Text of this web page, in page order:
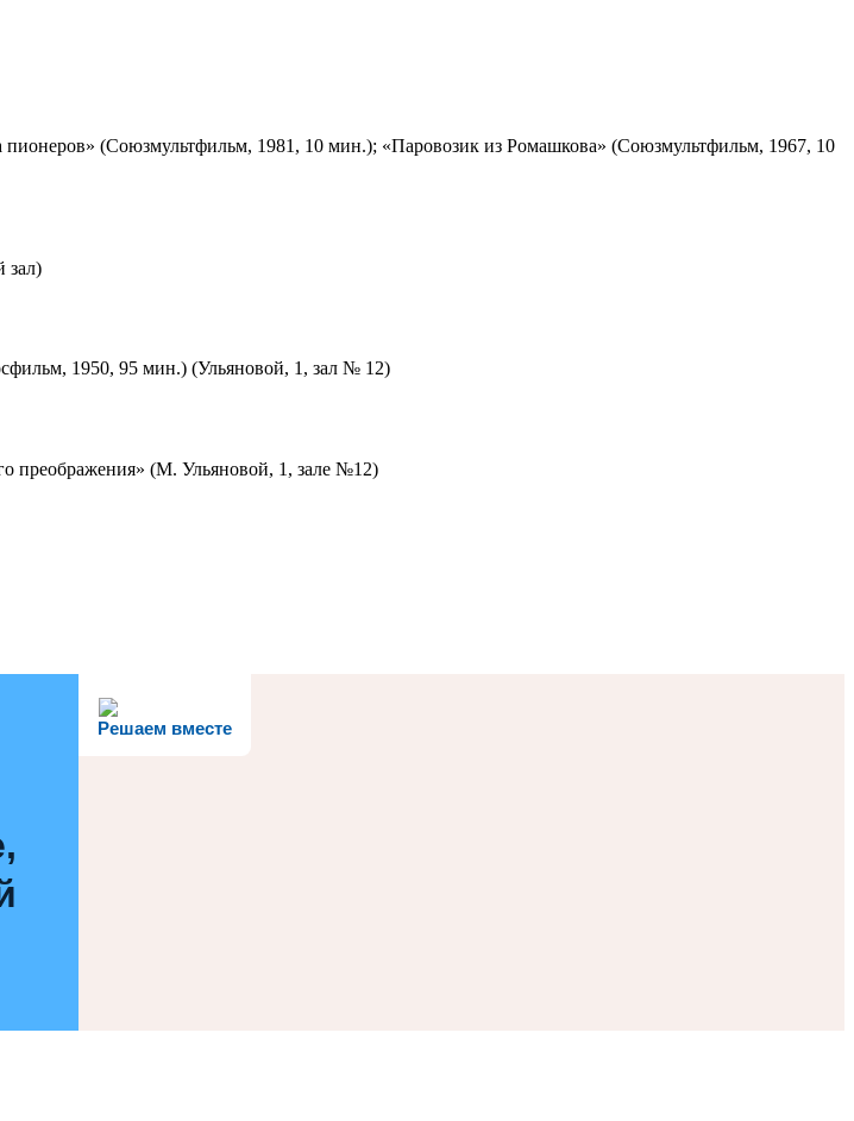
(Союзмультфильм, 1981, 10 мин.); «Паровозик из Ромашкова» (Союзмультфильм, 1967, 10
зал)
1950, 95 мин.) (Ульяновой, 1, зал № 12)
преображения» (М. Ульяновой, 1, зале №12)
Решаем вместе